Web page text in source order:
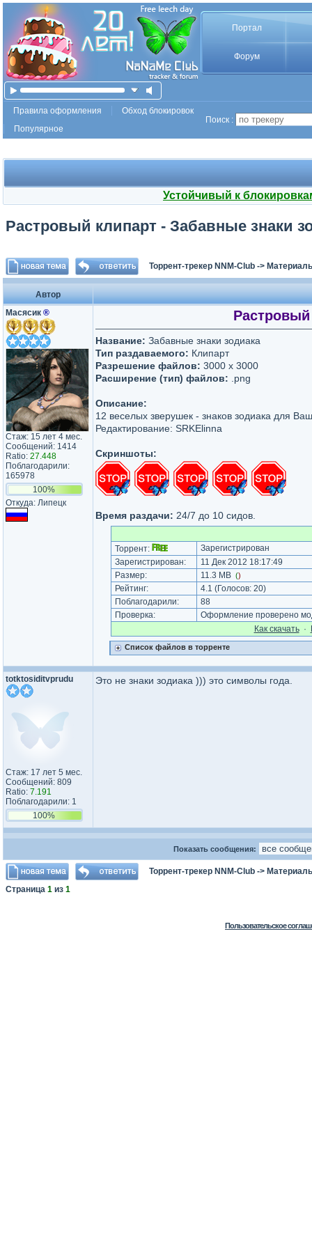
Портал
Форум
Правила оформления
Обход блокировок
Популярное
Поиск :
Устойчивый к
Растровый клипарт - Забавные знаки
Торрент-трекер NNM-Club ->
Автор
Масясик ®
Стаж: 15 лет 4 мес.
Сообщений: 1414
Ratio: 27.448
Поблагодарили:
165978
100%
Откуда: Липецк
Растровый
Название: Забавные знаки зодиака
Тип раздаваемого: Клипарт
Разрешение файлов: 3000 x 3000
Расширение (тип) файлов: .png
Описание:
12 веселых зверушек - знаков зодиака для
Редактирование: SRKElinna
Скриншоты:
Время раздачи: 24/7 до 10 сидов.
Торрент:
Зарегистрирован
Зарегистрирован:
11 Дек 2012 18:17:49
Размер:
11.3 MB ()
Рейтинг: 4.1 (Голосов: 20)
Поблагодарили:
88
Проверка:
Оформление проверено
Как cкачать·
Список файлов в торренте
totktosid​itvprudu​
Стаж: 17 лет 5 мес.
Сообщений: 809
Ratio: 7.191
Поблагодарили: 1
100%
Это не знаки зодиака ))) это символы года.
Показать сообщения:
Торрент-трекер NNM-Club ->
Страница 1 из 1
Пользовательское